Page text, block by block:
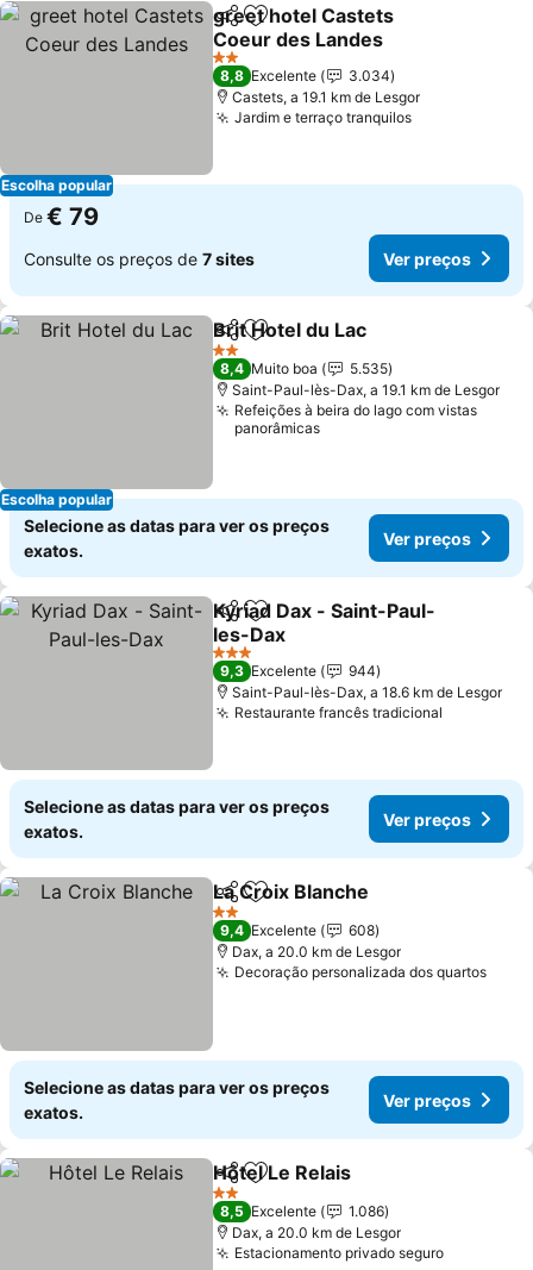
Escolha popular
PartilharAdicionar aos favoritos
greet hotel Castets
Coeur des Landes
Ver preços
2 Estrelas
8,8 Excelente
3.034
Castets, a 19.1 km de Lesgor
Jardim e terraço tranquilosVer preços
De € 79
Consulte os preços de 7 sites Ver preços
Escolha popular
PartilharAdicionar aos favoritos
Brit Hotel du Lac
2 Estrelas
8,4 Muito boa
5.535
Saint-Paul-lès-Dax, a 19.1 km de Lesgor
Refeições à beira do lago com vistas
panorâmicas
Selecione as datas para ver os preços
exatos.
Ver preços
PartilharAdicionar aos favoritos
Kyriad Dax - Saint-Paul-
les-Dax
Ver preços
3 Estrelas
9,3 Excelente
944
Saint-Paul-lès-Dax, a 18.6 km de Lesgor
Restaurante francês tradicional
Selecione as datas para ver os preços
exatos.
Ver preços
PartilharAdicionar aos favoritos
La Croix Blanche
2 Estrelas
9,4 Excelente
608
Dax, a 20.0 km de Lesgor
Decoração personalizada dos quartosVer
Selecione as datas para ver os preços
exatos.
Ver preços
PartilharAdicionar aos favoritos
Hôtel Le Relais
2 Estrelas
8,5 Excelente
1.086
Dax, a 20.0 km de Lesgor
Estacionamento privado seguroVer